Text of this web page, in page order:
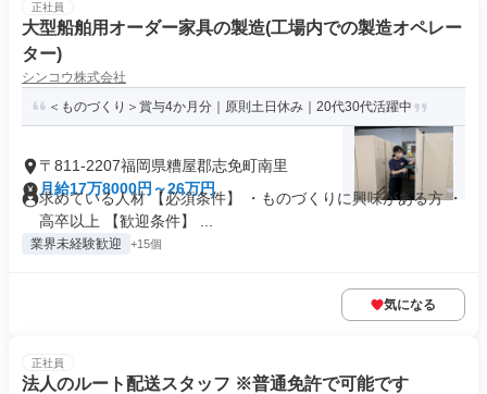
正社員
大型船舶用オーダー家具の製造(工場内での製造オペレー
ター)
シンコウ株式会社
＜ものづくり＞賞与4か月分｜原則土日休み｜20代30代活躍中
〒811-2207福岡県糟屋郡志免町南里
月給17万8000円～26万円
求めている人材 【必須条件】 ・ものづくりに興味がある方 ・
高卒以上 【歓迎条件】 ...
業界未経験歓迎 +15個
気になる
正社員
法人のルート配送スタッフ ※普通免許で可能です